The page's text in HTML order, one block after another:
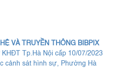
VÀ TRUYỀN THÔNG BIBPIX
Tp.Hà Nội cấp 10/07/2023
cảnh sát hình sự, Phường Hà